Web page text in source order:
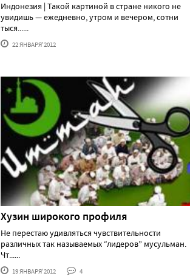
Индонезия | Такой картиной в стране никого не
увидишь — ежедневно, утром и вечером, сотни
тыся......
22 ЯНВАРЯ'2012
Хузин широкого профиля
Не перестаю удивляться чувствительности
различных так называемых “лидеров” мусульман.
Чт......
19 ЯНВАРЯ'2012 4